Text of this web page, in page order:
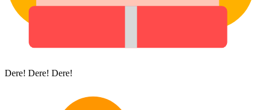
Dere! Dere! Dere!